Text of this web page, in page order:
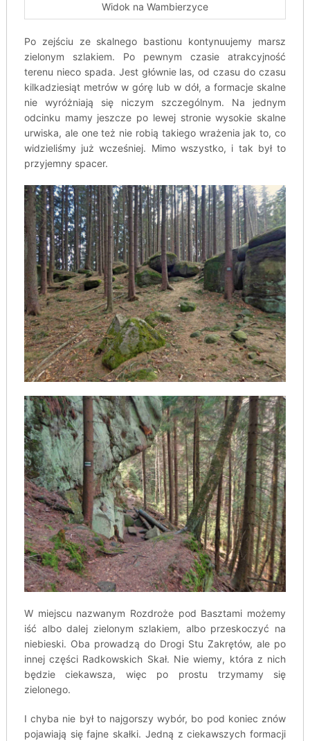
Widok na Wambierzyce
Po zejściu ze skalnego bastionu kontynuujemy marsz
zielonym szlakiem. Po pewnym czasie atrakcyjność
terenu nieco spada. Jest głównie las, od czasu do czasu
kilkadziesiąt metrów w górę lub w dół, a formacje skalne
nie wyróżniają się niczym szczególnym. Na jednym
odcinku mamy jeszcze po lewej stronie wysokie skalne
urwiska, ale one też nie robią takiego wrażenia jak to, co
widzieliśmy już wcześniej. Mimo wszystko, i tak był to
przyjemny spacer.
W miejscu nazwanym Rozdroże pod Basztami możemy
iść albo dalej zielonym szlakiem, albo przeskoczyć na
niebieski. Oba prowadzą do Drogi Stu Zakrętów, ale po
innej części Radkowskich Skał. Nie wiemy, która z nich
będzie ciekawsza, więc po prostu trzymamy się
zielonego.
I chyba nie był to najgorszy wybór, bo pod koniec znów
pojawiają się fajne skałki. Jedną z ciekawszych formacji